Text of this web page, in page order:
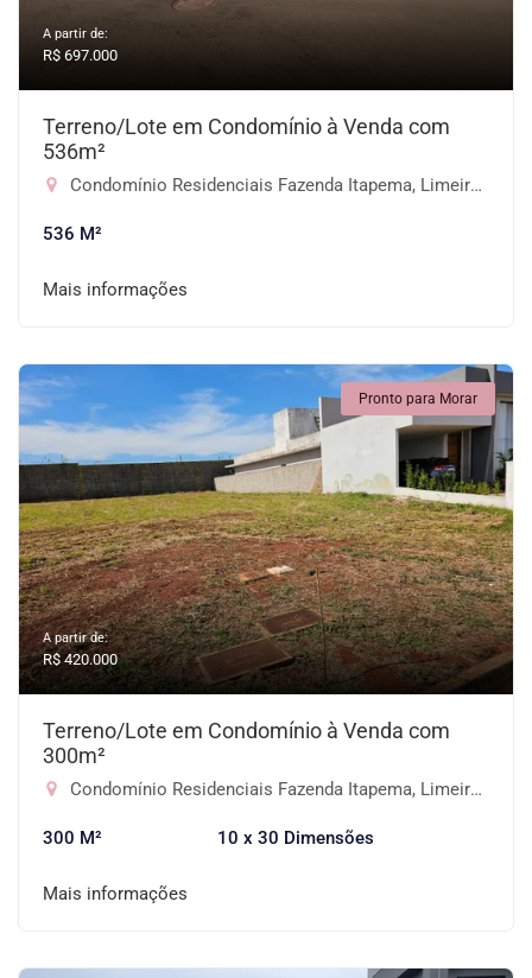
A partir de:
R$ 697.000
Terreno/Lote em Condomínio à Venda com
536m²
Condomínio Residenciais Fazenda Itapema, Limeira-SP
536 M²
Mais informações
Pronto para Morar
A partir de:
R$ 420.000
Terreno/Lote em Condomínio à Venda com
300m²
Condomínio Residenciais Fazenda Itapema, Limeira-SP
300 M² 10 x 30 Dimensões
Mais informações